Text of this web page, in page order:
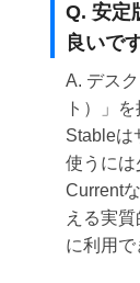
Q. 安定
良いで
A. デス
ト）」
Stableは
使うには
Current
える実
に利用で